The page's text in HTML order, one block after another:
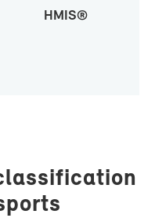
HMIS®